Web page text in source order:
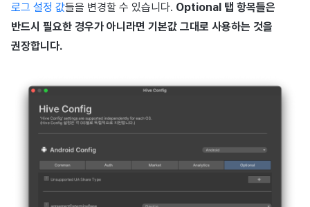
로그 설정 값들을 변경할 수 있습니다. Optional 탭 항목들은
반드시 필요한 경우가 아니라면 기본값 그대로 사용하는 것을
권장합니다.